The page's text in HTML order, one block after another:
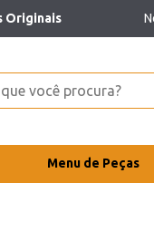
Originais
Menu de Peças